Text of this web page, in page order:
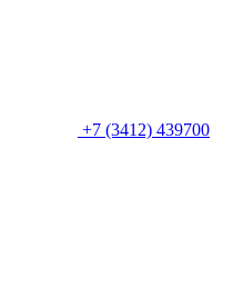
+7 (3412) 439700